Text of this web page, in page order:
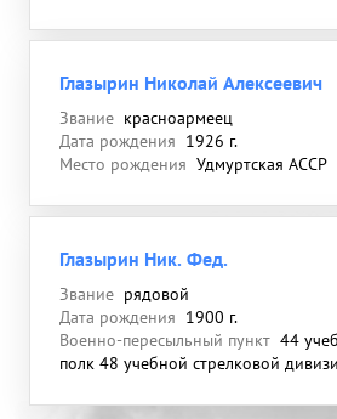
Глазырин Николай Алексеевич
Звание красноармеец
Дата рождения 1926 г.
Место рождения Удмуртская АССР
Глазырин Ник. Фед.
Звание рядовой
Дата рождения 1900 г.
Военно-пересыльный пункт 44
полк 48 учебной стрелковой